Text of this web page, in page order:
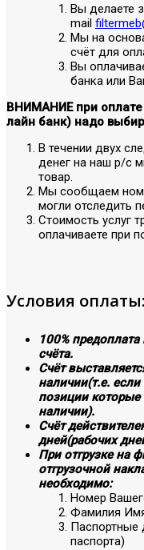
Вы делаете
mail
Мы на
счёт для
Вы
банка или
ВНИМАНИЕ при оплате
лайн банк) надо
В течении двух
денег на наш р/с
товар.
Мы сообщаем
могли отследить
Стоимость услуг
оплачиваете при
Условия оплаты:
100%
счёта.
Счёт
наличии(т.е.
позиции которые
наличии).
Счёт
дней(рабочих
При отгрузке на
отгрузочной
необходимо:
Номер
Фамилия
Паспортные
паспорта)